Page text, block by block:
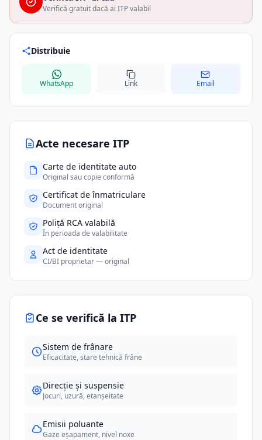
Acte necesare ITP
Carte de identitate auto
Original sau copie conformă
Certificat de înmatriculare
Document original
Poliță RCA valabilă
În perioada de valabilitate
Act de identitate
CI/BI proprietar — original
Ce se verifică la ITP
Sistem de frânare
Eficacitate, stare tehnică frâne
Direcție și suspensie
Jocuri, uzură, etanșeitate
Emisii poluante
Gaze eșapament, nivel noxe
Verifică gratuit dacă ai ITP valabil
Distribuie
WhatsApp Link Email